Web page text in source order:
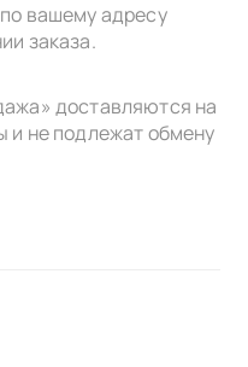
вашему адресу
заказа.
доставляются на
и не подлежат обмену